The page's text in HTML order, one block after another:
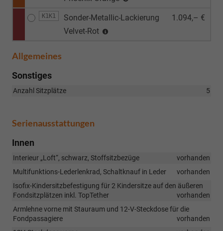
K1K1
Sonder-Metallic-Lackierung
Velvet-Rot
1.094,– €
Allgemeines
Sonstiges
Anzahl Sitzplätze 5
Serienausstattungen
Innen
Interieur „Loft“, schwarz, Stoffsitzbezüge
vorhanden
Multifunktions-Lederlenkrad, Schaltknauf in Leder
vorhanden
Isofix-Kindersitzbefestigung für 2 Kindersitze auf den äußeren
Fondsitzplätzen inkl. TopTether
vorhanden
Armlehne vorne mit Stauraum und 12-V-Steckdose für die
Fondpassagiere
vorhanden